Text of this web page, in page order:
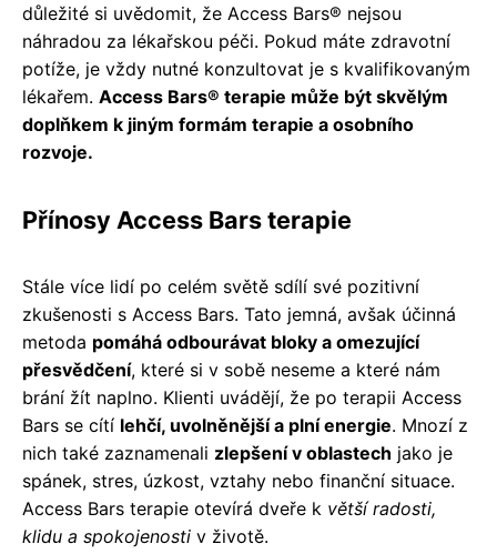
důležité si uvědomit, že Access Bars® nejsou
náhradou za lékařskou péči. Pokud máte zdravotní
potíže, je vždy nutné konzultovat je s kvalifikovaným
lékařem. Access Bars® terapie může být skvělým
doplňkem k jiným formám terapie a osobního
rozvoje.
Přínosy Access Bars terapie
Stále více lidí po celém světě sdílí své pozitivní
zkušenosti s Access Bars. Tato jemná, avšak účinná
metoda pomáhá odbourávat bloky a omezující
přesvědčení, které si v sobě neseme a které nám
brání žít naplno. Klienti uvádějí, že po terapii Access
Bars se cítí lehčí, uvolněnější a plní energie. Mnozí z
nich také zaznamenali zlepšení v oblastech jako je
spánek, stres, úzkost, vztahy nebo finanční situace.
Access Bars terapie otevírá dveře k větší radosti,
klidu a spokojenosti v životě.